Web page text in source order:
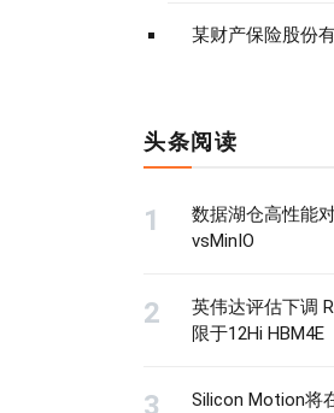
某财产保险股份
头条阅读
数据湖仓高性能
vsMinIO
英伟达评估下调
限于12Hi HBM4E
Silicon Motion将